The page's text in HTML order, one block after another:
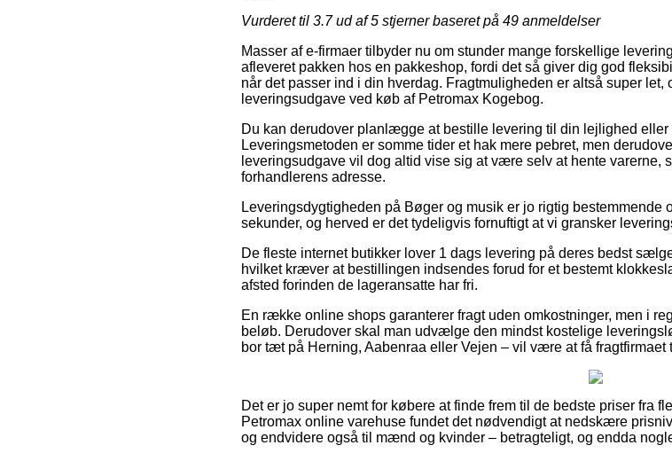
Vurderet til 3.7ud af 5 stjerner baseret på 49 anmeldelser
Masser af e-firmaer tilbyder nu om stunder mange forskellige
afleveret pakken hos en pakkeshop, fordi det så giver dig god
når det passer ind i din hverdag. Fragtmuligheden er altså super
leveringsudgave ved køb af Petromax Kogebog.
Du kan derudover planlægge at bestille levering til din lejlighed
Leveringsmetoden er somme tider et hak mere pebret, men
leveringsudgave vil dog altid vise sig at være selv at hente
forhandlerens adresse.
Leveringsdygtigheden på Bøger og musik er jo rigtig bestemmende
sekunder, og herved er det tydeligvis fornuftigt at vi gransker
De fleste internet butikker lover 1 dags levering på deres bedst
hvilket kræver at bestillingen indsendes forud for et bestemt
afsted forinden de lageransatte har fri.
En række online shops garanterer fragt uden omkostninger, men i
beløb. Derudover skal man udvælge den mindst kostelige
bor tæt på Herning, Aabenraa eller Vejen – vil være at få fragtfirmaet
Det er jo super nemt for købere at finde frem til de bedste priser fra
Petromax online varehuse fundet det nødvendigt at nedskære
og endvidere også til mænd og kvinder – betragteligt, og endda